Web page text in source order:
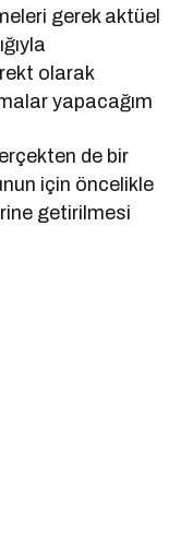
gerek aktüel
olarak
yapacağım
de bir
için öncelikle
getirilmesi